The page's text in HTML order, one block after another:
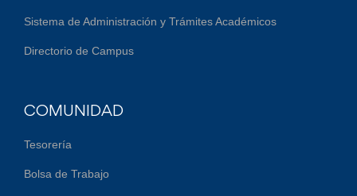
Sistema de Administración y Trámites Académicos
Directorio de Campus
COMUNIDAD
Tesorería
Bolsa de Trabajo